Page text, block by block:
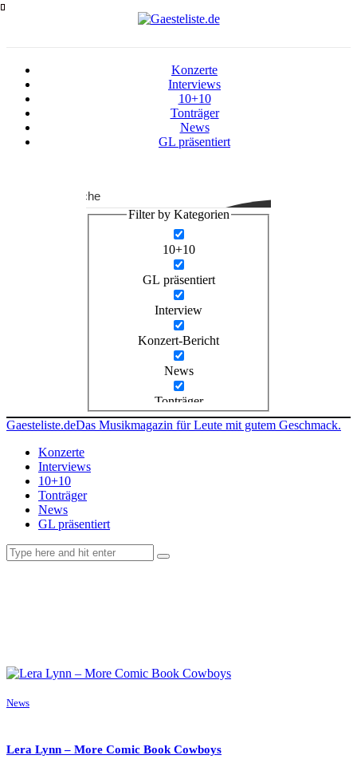
Konzerte
Interviews
10+10
Tonträger
News
GL präsentiert
Suche
Filter by Kategorien
10+10
GL präsentiert
Interview
Konzert-Bericht
News
Tonträger
Gaesteliste.deDas Musikmagazin für Leute mit gutem Geschmack.
Konzerte
Interviews
10+10
Tonträger
News
GL präsentiert
News
Lera Lynn – More Comic Book Cowboys